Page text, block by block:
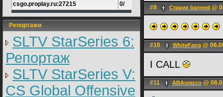
csgo.proplay.ru:27215 0/
Репортажи
SLTV StarSeries 6:
Репортаж
SLTV StarSeries V:
CS Global Offensive
#9 Старик banned @
#10 WhiteFаng @
I CALL
#11 ABAsrazzo @